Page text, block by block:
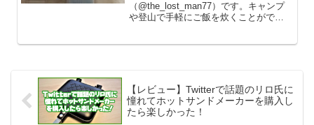
（@the_lost_man77）です。キャンプ
や登山で手軽にご飯を炊くことができ
【レビュー】Twitterで話題のリロ氏に
憧れてホットサンドメーカーを購入し
たら楽しかった！